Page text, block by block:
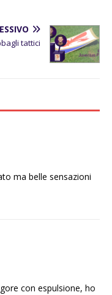
tattici
ma belle sensazioni
con espulsione, ho